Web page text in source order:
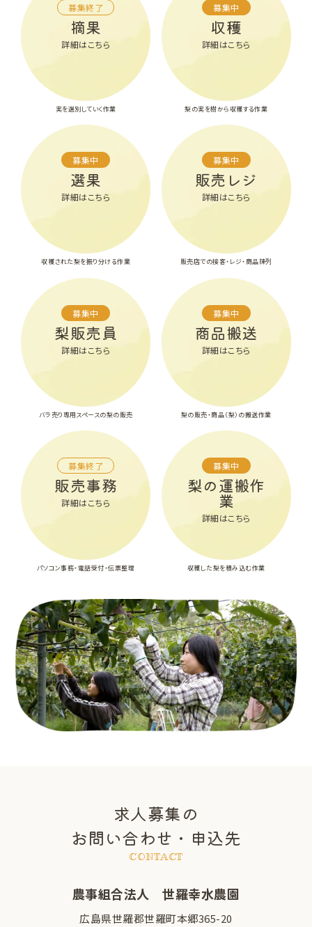
募集終了
摘果
詳細はこちら
実を選別していく作業
募集中
収穫
詳細はこちら
梨の実を樹から収穫する作業
募集中
選果
詳細はこちら
収穫された梨を振り分ける作業
募集中
販売レジ
詳細はこちら
販売店での接客・レジ・商品陳列
募集中
梨販売員
詳細はこちら
バラ売り専用スペースの梨の販売
募集中
商品搬送
詳細はこちら
梨の販売・商品（梨）の搬送作業
募集終了
販売事務
詳細はこちら
パソコン事務・電話受付・伝票整理
募集中
梨の運搬作
業
詳細はこちら
収穫した梨を積み込む作業
求人募集の
お問い合わせ・申込先
CONTACT
農事組合法人 世羅幸水農園
広島県世羅郡世羅町本郷365-20